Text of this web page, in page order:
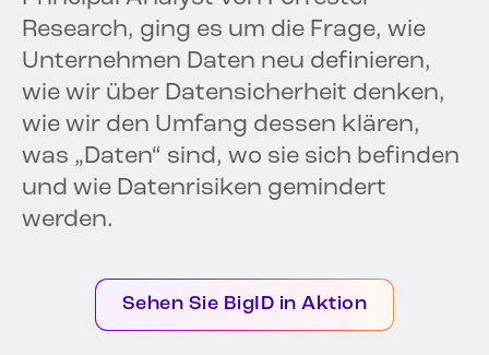
Research, ging es um die Frage, wie
Unternehmen Daten neu definieren,
wie wir über Datensicherheit denken,
wie wir den Umfang dessen klären,
was „Daten“ sind, wo sie sich befinden
und wie Datenrisiken gemindert
werden.
Sehen Sie BigID in Aktion